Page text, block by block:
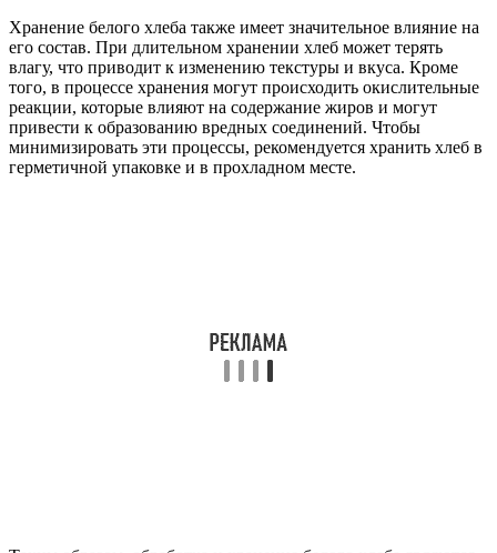
Хранение белого хлеба также имеет значительное влияние на
его состав. При длительном хранении хлеб может терять
влагу, что приводит к изменению текстуры и вкуса. Кроме
того, в процессе хранения могут происходить окислительные
реакции, которые влияют на содержание жиров и могут
привести к образованию вредных соединений. Чтобы
минимизировать эти процессы, рекомендуется хранить хлеб в
герметичной упаковке и в прохладном месте.